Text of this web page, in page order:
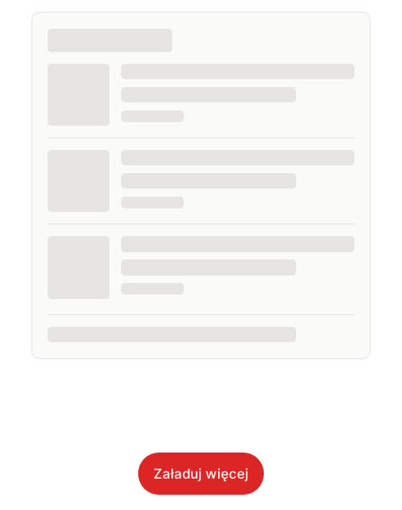
Załaduj więcej